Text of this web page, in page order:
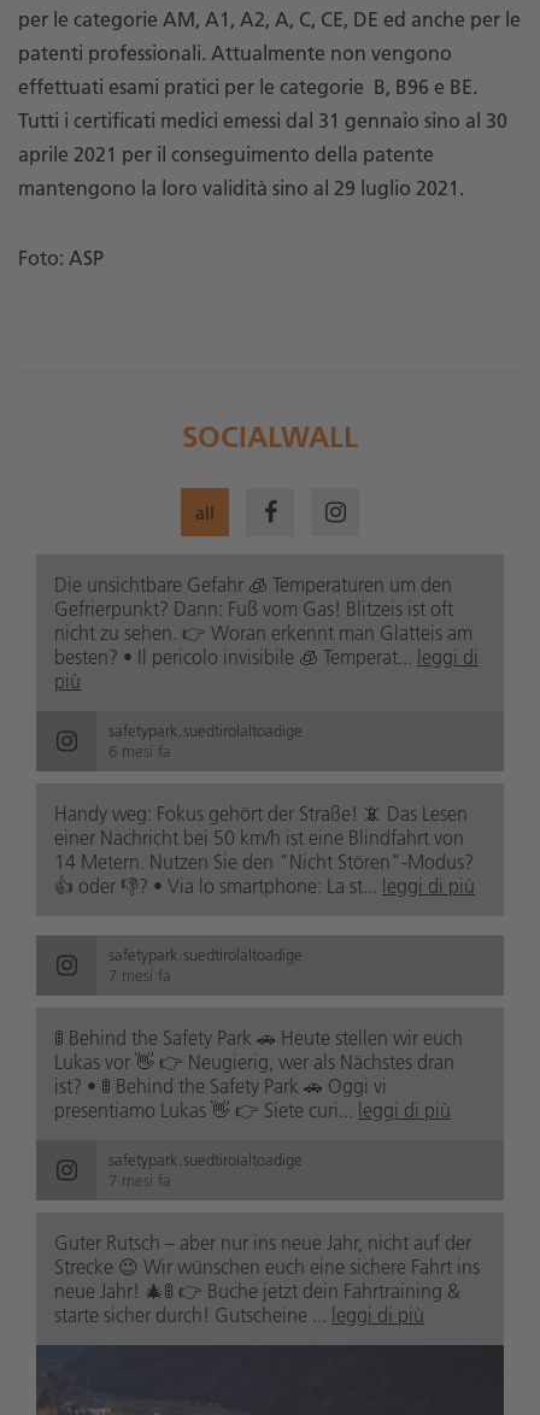
per le categorie AM, A1, A2, A, C, CE, DE ed anche per le
patenti professionali. Attualmente non vengono
effettuati esami pratici per le categorie B, B96 e BE.
Tutti i certificati medici emessi dal 31 gennaio sino al 30
aprile 2021 per il conseguimento della patente
mantengono la loro validità sino al 29 luglio 2021.
Foto: ASP
SOCIALWALL
all
Die unsichtbare Gefahr 🧊 Temperaturen um den
Gefrierpunkt? Dann: Fuß vom Gas! Blitzeis ist oft
nicht zu sehen. 👉 Woran erkennt man Glatteis am
besten? • Il pericolo invisibile 🧊 Temperat... leggi di
più
safetypark.suedtirolaltoadige
6 mesi fa
Handy weg: Fokus gehört der Straße! 📵 Das Lesen
einer Nachricht bei 50 km/h ist eine Blindfahrt von
14 Metern. Nutzen Sie den "Nicht Stören"-Modus?
👍 oder 👎? • Via lo smartphone: La st... leggi di più
safetypark.suedtirolaltoadige
7 mesi fa
🚦 Behind the Safety Park 🚗 Heute stellen wir euch
Lukas vor 👋 👉 Neugierig, wer als Nächstes dran
ist? • 🚦 Behind the Safety Park 🚗 Oggi vi
presentiamo Lukas 👋 👉 Siete curi... leggi di più
safetypark.suedtirolaltoadige
7 mesi fa
Guter Rutsch – aber nur ins neue Jahr, nicht auf der
Strecke 😉 Wir wünschen euch eine sichere Fahrt ins
neue Jahr! 🎄🚦 👉 Buche jetzt dein Fahrtraining &
starte sicher durch! Gutscheine ... leggi di più